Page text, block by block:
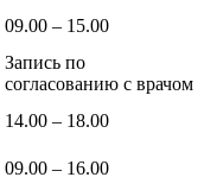
09.00 – 15.00
Запись по
согласованию с врачом
14.00 – 18.00
09.00 – 16.00